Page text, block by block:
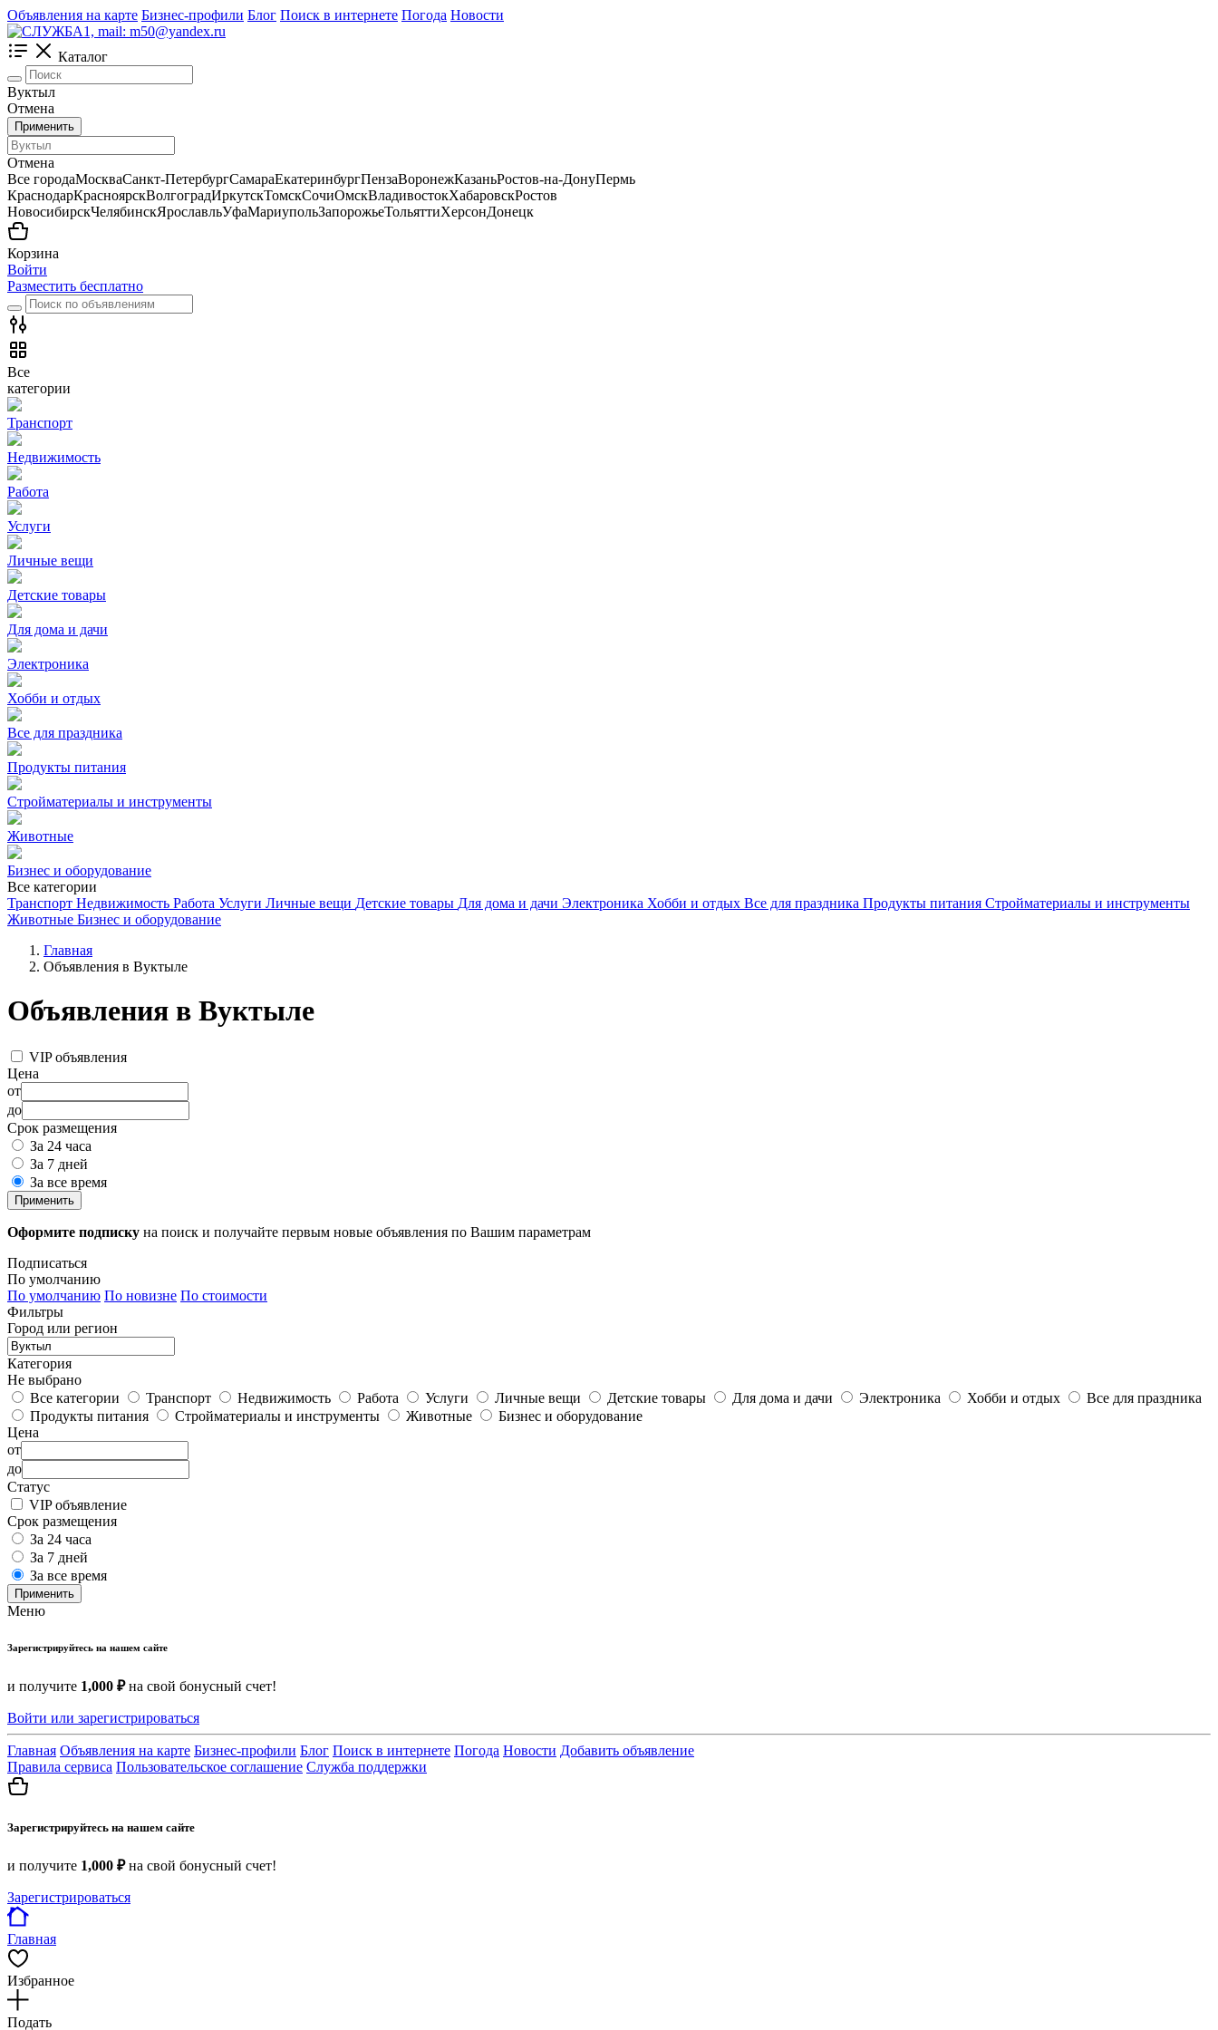
Объявления на карте Бизнес-профили Блог Поиск в интернете Погода Новости
Каталог
Вуктыл
Отмена
Применить
Отмена
Все городаМоскваСанкт-ПетербургСамараЕкатеринбургПензаВоронежКазаньРостов-на-ДонуПермь
КраснодарКрасноярскВолгоградИркутскТомскСочиОмскВладивостокХабаровскРостов
НовосибирскЧелябинскЯрославльУфаМариупольЗапорожьеТольяттиХерсонДонецк
Корзина
Войти
Разместить бесплатно
Все
категории
Транспорт
Недвижимость
Работа
Услуги
Личные вещи
Детские товары
Для дома и дачи
Электроника
Хобби и отдых
Все для праздника
Продукты питания
Стройматериалы и инструменты
Животные
Бизнес и оборудование
Все категории
Транспорт Недвижимость Работа Услуги Личные вещи Детские товары Для дома и дачи Электроника Хобби и отдых Все для праздника Продукты питания Стройматериалы и инструменты
Животные Бизнес и оборудование
Главная
Объявления в Вуктыле
Объявления в Вуктыле
VIP объявления
Цена
от
до
Срок размещения
За 24 часа
За 7 дней
За все время
Применить
Оформите подписку на поиск и получайте первым новые объявления по Вашим параметрам
Подписаться
По умолчанию
По умолчанию По новизне По стоимости
Фильтры
Город или регион
Категория
Не выбрано
Все категории
Транспорт Недвижимость Работа Услуги Личные вещи Детские товары Для дома и дачи Электроника Хобби и отдых
Все для праздника
Продукты питания
Стройматериалы и инструменты Животные
Бизнес и оборудование
Цена
от
до
Статус
VIP объявление
Срок размещения
За 24 часа
За 7 дней
За все время
Применить
Меню
Зарегистрируйтесь на нашем сайте
и получите 1,000 ₽на свой бонусный счет!
Войти или зарегистрироваться
Главная Объявления на карте Бизнес-профили Блог Поиск в интернете Погода Новости Добавить объявление
Правила сервиса Пользовательское соглашение Служба поддержки
Зарегистрируйтесь на нашем сайте
и получите 1,000 ₽на свой бонусный счет!
Зарегистрироваться
Главная
Избранное
Подать